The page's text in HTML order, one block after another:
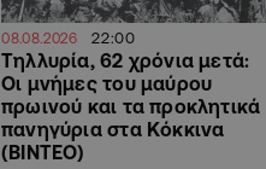
08.08.2026 22:00
Τηλλυρία, 62 χρόνια μετά:
Οι μνήμες του μαύρου
πρωινού και τα προκλητικά
πανηγύρια στα Κόκκινα
(ΒΙΝΤΕΟ)